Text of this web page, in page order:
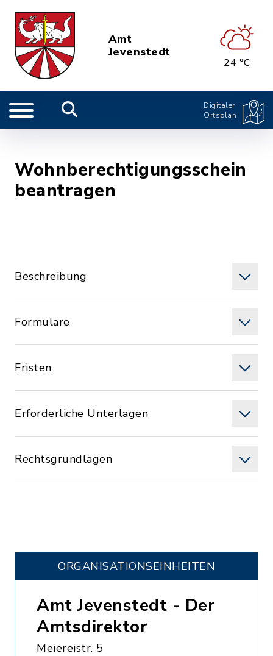
Amt
Jevenstedt
24 °C
Digitaler
Ortsplan
Wohnberechtigungsschein
beantragen
Beschreibung
Formulare
Fristen
Erforderliche Unterlagen
Rechtsgrundlagen
ORGANISATIONS­EINHEITEN
Amt Jevenstedt - Der
Amtsdirektor
Meiereistr. 5